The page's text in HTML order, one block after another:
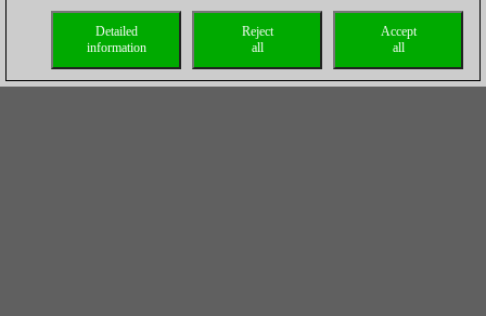
Accept
all
Reject
all
Detailed
information